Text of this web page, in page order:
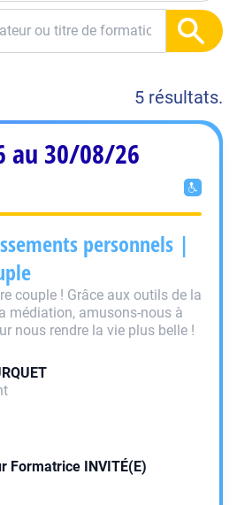
5 résultats.
au 30/08/26
personnels |
couple ! Grâce aux outils de la
médiation, amusons-nous à
nous rendre la vie plus belle !
Formatrice INVITÉ(E)